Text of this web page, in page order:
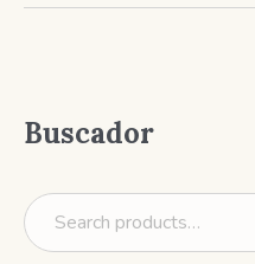
Buscador